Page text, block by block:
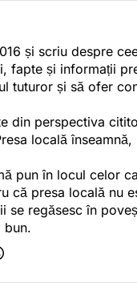
și scriu despre
fapte și informații
tuturor și să ofer
din perspectiva
locală
pun în locul celor
că presa locală nu
se regăsesc în
bun.